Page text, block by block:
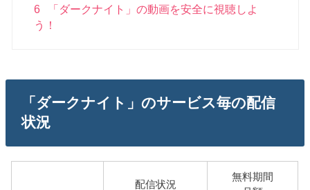
6
「ダークナイト」の動画を安全に視聴しよ
う！
「ダークナイト」のサービス毎の配信
状況
配信状況
無料期間